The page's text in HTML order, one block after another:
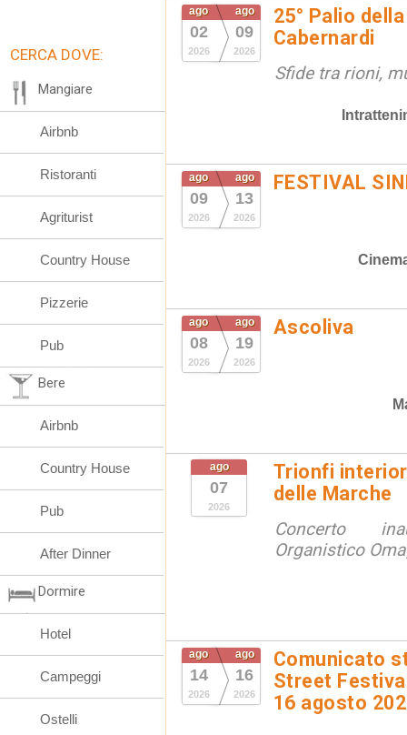
ago
02
2026
ago
09
2026
25° Palio
Cabernardi
Sfide tra rioni,
ago
09
2026
ago
13
2026
FESTIVAL
ago
08
2026
ago
19
2026
Ascoliva
ago
07
2026
Trionfi
delle Marche
Concerto
Organistico
ago
14
2026
ago
16
2026
Comunicato
Street
16 agosto
CERCA DOVE:
Mangiare
Airbnb
Ristoranti
Agriturist
Country House
Pizzerie
Pub
Bere
Airbnb
Country House
Pub
After Dinner
Dormire
Hotel
Campeggi
Ostelli